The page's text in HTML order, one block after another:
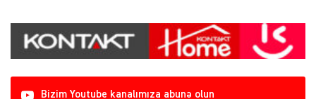
Bizim Youtube kanalımıza abunə olun